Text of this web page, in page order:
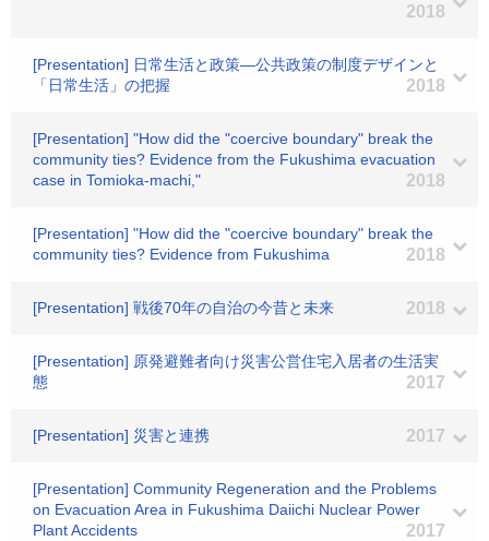
2018
[Presentation] 日常生活と政策―公共政策の制度デザインと
「日常生活」の把握
2018
[Presentation] "How did the "coercive boundary" break the
community ties? Evidence from the Fukushima evacuation
case in Tomioka-machi,"
2018
[Presentation] "How did the "coercive boundary" break the
community ties? Evidence from Fukushima
2018
[Presentation] 戦後70年の自治の今昔と未来 2018
[Presentation] 原発避難者向け災害公営住宅入居者の生活実
態
2017
[Presentation] 災害と連携 2017
[Presentation] Community Regeneration and the Problems
on Evacuation Area in Fukushima Daiichi Nuclear Power
Plant Accidents
2017